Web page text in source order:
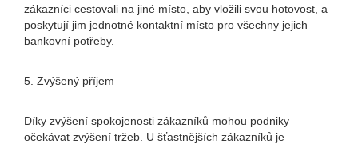
zákazníci cestovali na jiné místo, aby vložili svou hotovost, a
poskytují jim jednotné kontaktní místo pro všechny jejich
bankovní potřeby.
5. Zvýšený příjem
Díky zvýšení spokojenosti zákazníků mohou podniky
očekávat zvýšení tržeb. U šťastnějších zákazníků je